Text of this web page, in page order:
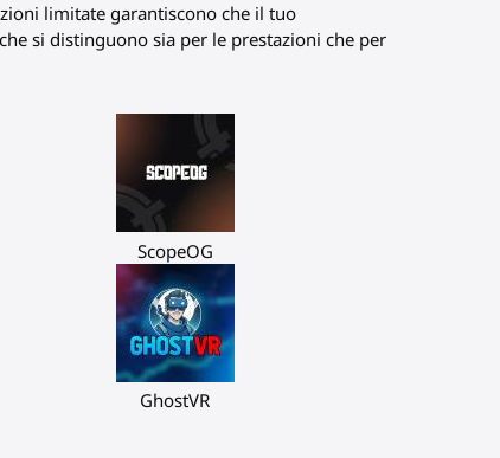
limitate garantiscono che il tuo
si distinguono sia per le prestazioni che per
ScopeOG
GhostVR